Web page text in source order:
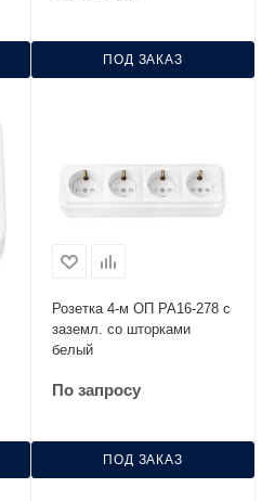
ПОД ЗАКАЗ
Розетка 4-м ОП РА16-278 с
заземл. со шторками
белый
По запросу
ПОД ЗАКАЗ